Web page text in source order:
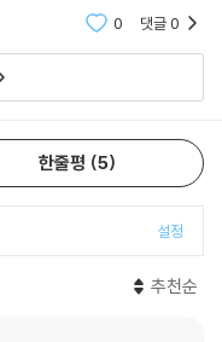
면 어제의 정보는 무용지물
것은 과거의 추억이 아니라
세상의 모든 인간에게 미
있다는 것은 과거를 가졌다
익숙한 것이 갖는 특유의 호
기에 자꾸 회자되고, 회자
이다.
그만큼 영향
0 댓글0
한줄평 5
설정
추천순